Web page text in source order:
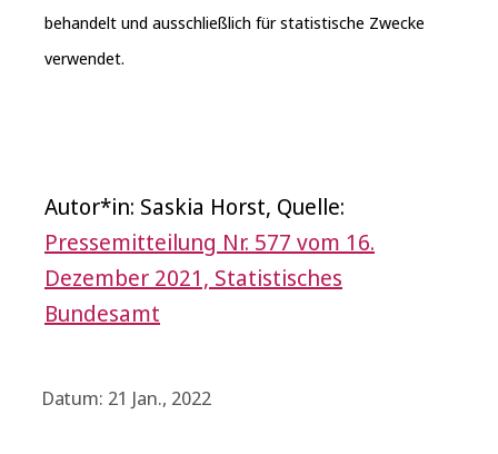
behandelt und ausschließlich für statistische Zwecke
verwendet.
Autor*in: Saskia Horst, Quelle:
Pressemitteilung Nr. 577 vom 16.
Dezember 2021, Statistisches
Bundesamt
Datum: 21 Jan., 2022